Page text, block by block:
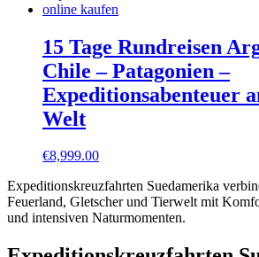
15 Tage Rundreisen
Chile – Patagonien –
Expeditionsabenteuer
Welt
€8,999.00
Expeditionskreuzfahrten Suedamerika
Feuerland, Gletscher und Tierwelt mit
und intensiven Naturmomenten.